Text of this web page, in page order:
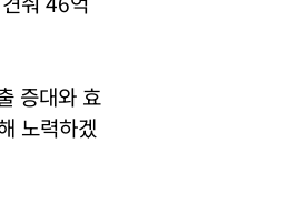
증대와 효
노력하겠